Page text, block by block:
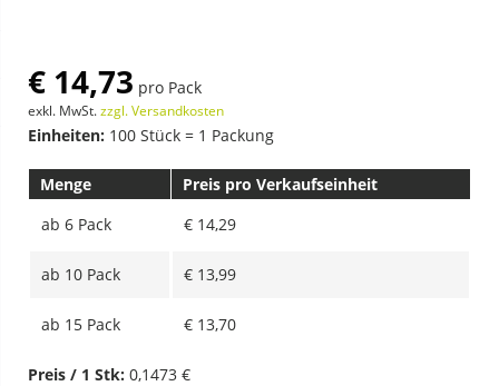
€ 14,73 pro Pack
exkl. MwSt.zzgl. Versandkosten
Einheiten: 100 Stück = 1 Packung
Menge
Preis pro Verkaufseinheit
ab 6 Pack € 14,29
ab 10 Pack € 13,99
ab 15 Pack € 13,70
Preis / 1 Stk: 0,1473 €